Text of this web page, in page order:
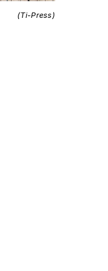
(Ti-Press)